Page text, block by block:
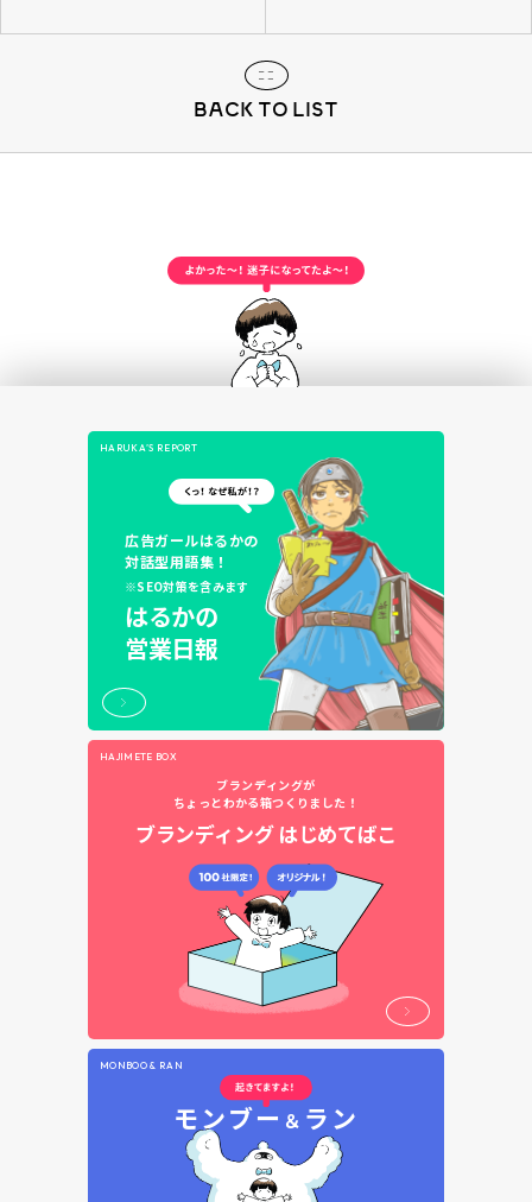
BACK TO LIST
HARUKA’S REPORT
広告ガールはるかの
対話型用語集！
※SEO対策を含みます
はるかの
営業日報
HAJIMETE BOX
ブランディングが
ちょっとわかる箱つくりました！
ブランディング はじめてばこ
MONBOO & RAN
モンブー ＆ ラン